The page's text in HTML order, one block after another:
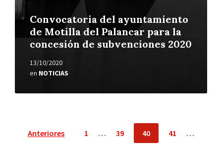
Convocatoria del ayuntamiento
de Motilla del Palancar para la
concesión de subvenciones 2020
13/10/2020
en NOTICIAS
Paginación
Anteriores 1 … 39 40 41
…